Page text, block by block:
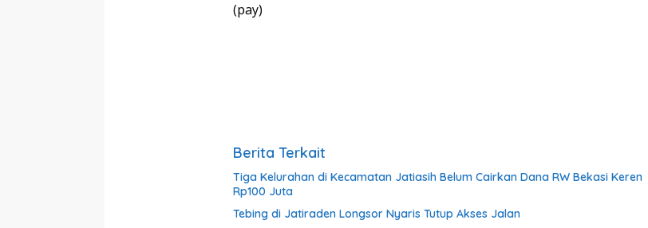
(pay)
Berita Terkait
Tiga Kelurahan di Kecamatan Jatiasih Belum Cairkan Dana RW Bekasi Keren
Rp100 Juta
Tebing di Jatiraden Longsor Nyaris Tutup Akses Jalan